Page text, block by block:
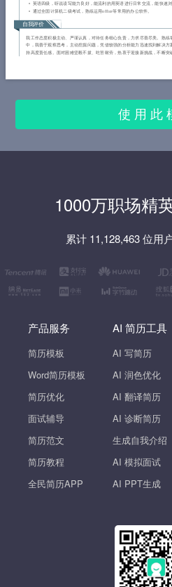
英语四级，听说读写能力良好，能流利的用英语进行日常交流，能快速
通过全国计算机二级考试，熟练运用office等常用的办公软件。
自我评价
我工作态度积极主动、严谨认真，对待任务细心负责，力求尽善尽美。熟
中，我善于观察思考，主动挖掘问题，凭借较强的分析能力迅速找到解决
持高度责任感。面对困难坚毅不拔、吃苦耐劳，热衷于迎接新挑战，不断突
使 用 此
1000万职场精
累计 11,128,463 位用
产品服务
简历模板
Word简历模板
简历优化
面试辅导
简历范文
简历教程
全民简历APP
AI 简历工具
AI 写简历
AI 润色优化
AI 翻译简历
AI 诊断简历
生成自我介绍
AI 模拟面试
AI PPT生成